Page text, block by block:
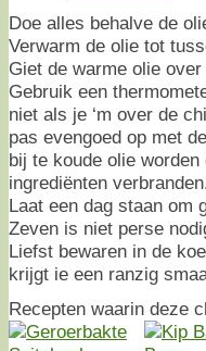
Doe alles behalve de
Verwarm de olie tot
Giet de warme olie
Gebruik een
niet als je ‘m over de
pas evengoed op met
bij te koude olie
ingrediënten
Laat een dag staan om
Zeven is niet perse
Liefst bewaren in de
krijgt ie een ranzig
Recepten waarin deze